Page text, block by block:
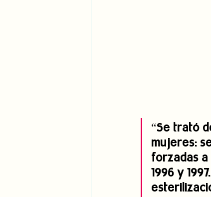
“Se trató
mujeres:
forzadas a
1996 y